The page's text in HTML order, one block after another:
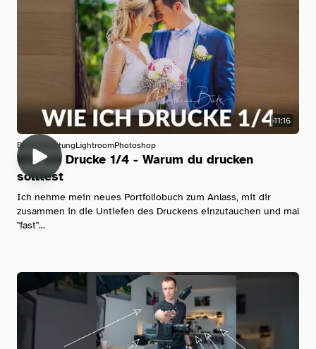
11:16
BildbearbeitungLightroomPhotoshop
Wie ich Drucke 1/4 - Warum du drucken
solltest
Ich nehme mein neues Portfoliobuch zum Anlass, mit dir
zusammen in die Untiefen des Druckens einzutauchen und mal
"fast"...